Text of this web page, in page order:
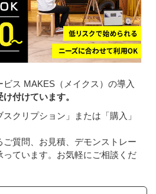
ス MAKES（メイクス）の導入
付けています。
クリプション」または「購入」
質問、お見積、デモンストレー
っています。お気軽にご相談くだ